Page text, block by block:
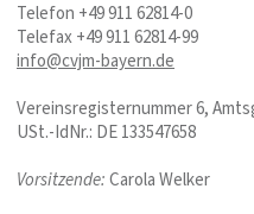
Telefon +49 911 62814-0
Telefax +49 911 62814-99
info@cvjm-bayern.de
Vereinsregisternummer 6,
USt.-IdNr.: DE 133547658
Vorsitzende:Carola Welker